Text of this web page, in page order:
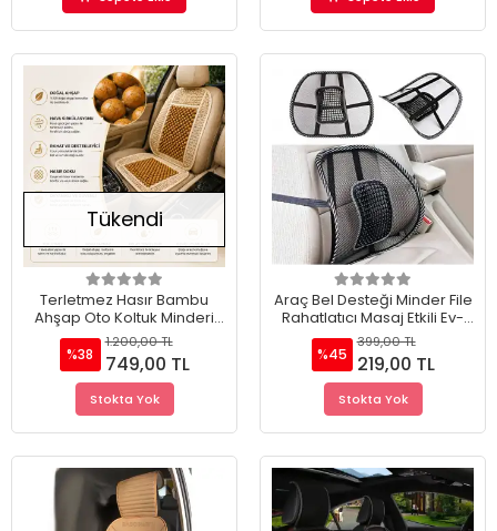
Tükendi
Terletmez Hasır Bambu
Ahşap Oto Koltuk Minderi
Bej Renk File Detay 1 Adet
%38
1.200,00 TL
749,00 TL
Stokta Yok
Araç Bel Desteği Minder File
Rahatlatıcı Masaj Etkili Ev-
Ofis-Araç
%45
399,00 TL
219,00 TL
Stokta Yok